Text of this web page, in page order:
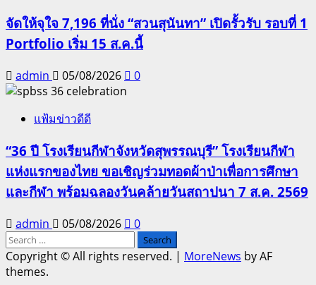
จัดให้จุใจ 7,196 ที่นั่ง “สวนสุนันทา” เปิดรั้วรับ รอบที่ 1
Portfolio เริ่ม 15 ส.ค.นี้
admin 05/08/2026 0
แฟ้มข่าวดีดี
“36 ปี โรงเรียนกีฬาจังหวัดสุพรรณบุรี” โรงเรียนกีฬา
แห่งแรกของไทย ขอเชิญร่วมทอดผ้าป่าเพื่อการศึกษา
และกีฬา พร้อมฉลองวันคล้ายวันสถาปนา 7 ส.ค. 2569
admin 05/08/2026
0
Search
for:
Copyright © All rights reserved. | MoreNews by AF
themes.